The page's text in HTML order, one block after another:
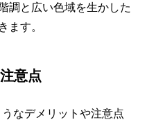
調と広い色域を生かした
ます。
意点
なデメリットや注意点